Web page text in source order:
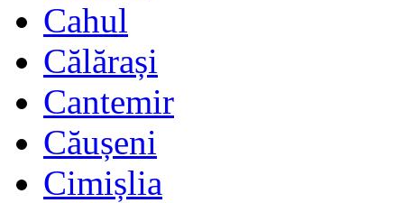
Cahul
Călărași
Cantemir
Căușeni
Cimișlia